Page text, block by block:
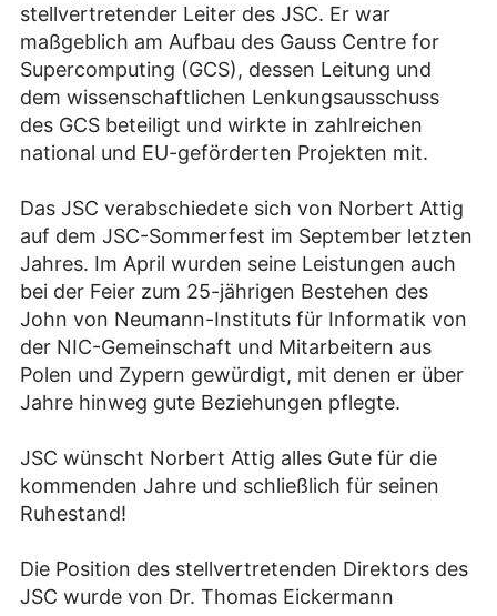
stellvertretender Leiter des JSC. Er war
maßgeblich am Aufbau des Gauss Centre for
Supercomputing (GCS), dessen Leitung und
dem wissenschaftlichen Lenkungsausschuss
des GCS beteiligt und wirkte in zahlreichen
national und EU-geförderten Projekten mit.
Das JSC verabschiedete sich von Norbert Attig
auf dem JSC-Sommerfest im September letzten
Jahres. Im April wurden seine Leistungen auch
bei der Feier zum 25-jährigen Bestehen des
John von Neumann-Instituts für Informatik von
der NIC-Gemeinschaft und Mitarbeitern aus
Polen und Zypern gewürdigt, mit denen er über
Jahre hinweg gute Beziehungen pflegte.
JSC wünscht Norbert Attig alles Gute für die
kommenden Jahre und schließlich für seinen
Ruhestand!
Die Position des stellvertretenden Direktors des
JSC wurde von Dr. Thomas Eickermann